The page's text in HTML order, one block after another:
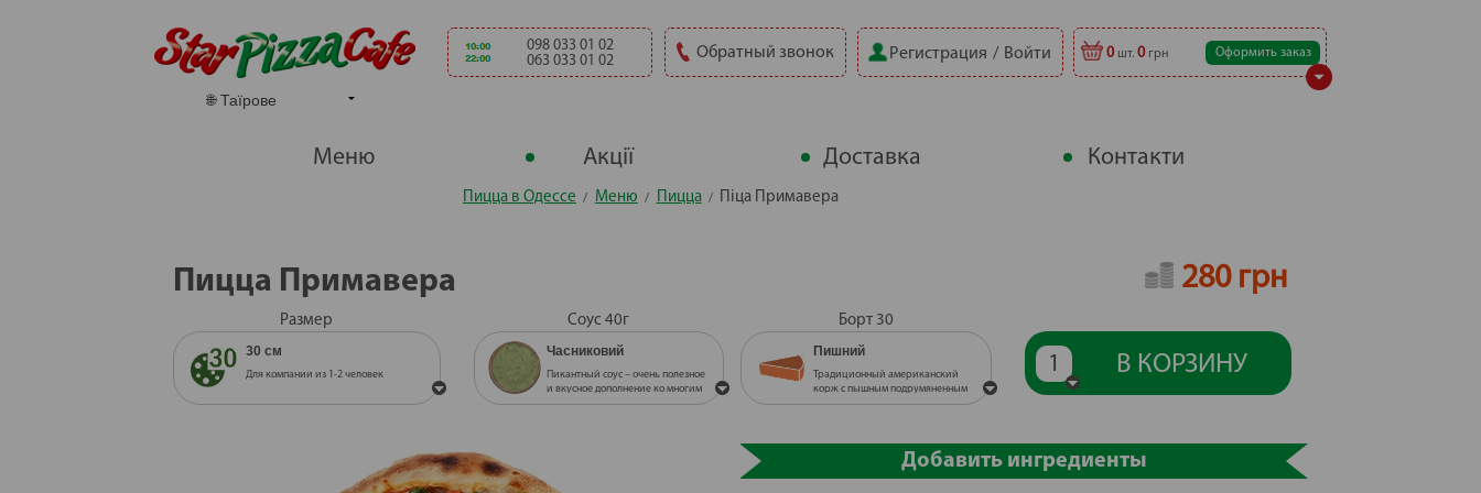
098 033 01 02
063 033 01 02
Обратный звонок Регистрация Войти 0 шт. 0 грн Оформить заказ
Меню Акції Доставка Контакти
Пицца в Одессе Меню Пицца Піца Примавера
Пицца Примавера 280 грн
Размер
30 см
Для компании из 1-2 человек
Соус 40г
Часниковий
Пикантный соус – очень полезное
и вкусное дополнение ко многим
блюдам.
Червоний гострий
Борт 30
Пишний
Традиционный американский
корж с пышным подрумяненным
бортиком
корж с пышным подрумяненным
Тонкий
В КОРЗИНУ
1
Добавить ингредиенты